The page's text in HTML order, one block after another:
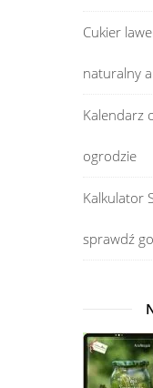
Cukier
naturalny
Kalendarz
ogrodzie
Kalkulator
sprawdź